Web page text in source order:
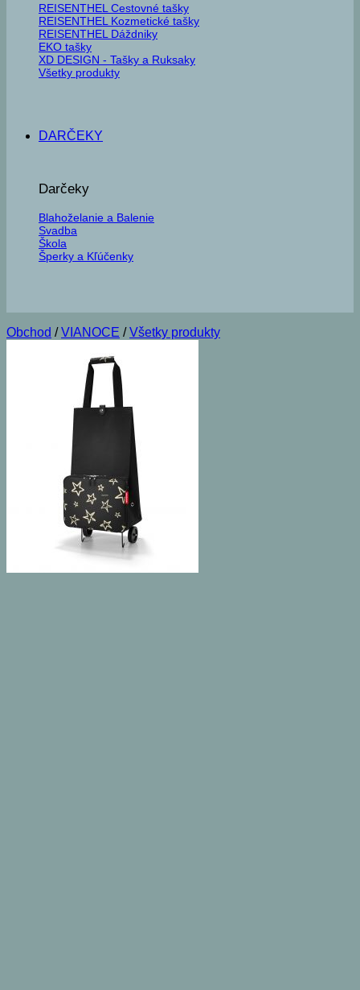
REISENTHEL Cestovné tašky
REISENTHEL Kozmetické tašky
REISENTHEL Dáždniky
EKO tašky
XD DESIGN - Tašky a Ruksaky
Všetky produkty
DARČEKY
Darčeky
Blahoželanie a Balenie
Svadba
Škola
Šperky a Kľúčenky
Obchod / VIANOCE / Všetky produkty